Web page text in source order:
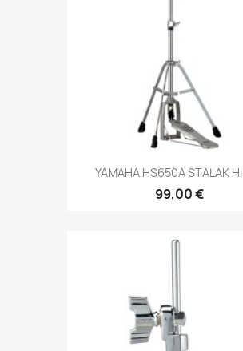
YAMAHA HS650A STALAK
99,00 €